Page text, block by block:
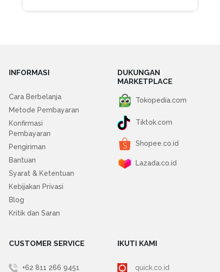
INFORMASI
Cara Berbelanja
Metode Pembayaran
Konfirmasi
Pembayaran
Pengiriman
Bantuan
Syarat & Ketentuan
Kebijakan Privasi
Blog
Kritik dan Saran
DUKUNGAN
MARKETPLACE
Tokopedia.com
Tiktok.com
Shopee.co.id
Lazada.co.id
CUSTOMER SERVICE
+62 811 266 9451
IKUTI KAMI
quick.co.id